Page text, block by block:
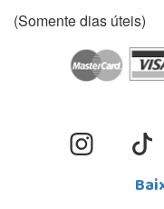
(Somente dias úteis)